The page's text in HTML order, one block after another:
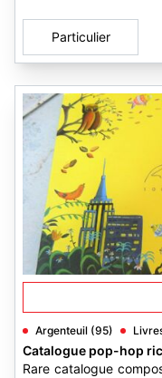
Particulier
Argenteuil (95)
Catalogue pop-hop
Rare catalogue